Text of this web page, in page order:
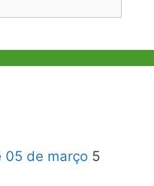
05 de março 5